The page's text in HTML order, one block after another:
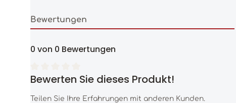
Bewertungen
0 von 0 Bewertungen
Durchschnittliche Bewertung von 0 von 5 Sternen
Bewerten Sie dieses Produkt!
Teilen Sie Ihre Erfahrungen mit anderen Kunden.